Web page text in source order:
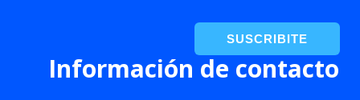
SUSCRIBITE
Información de contacto